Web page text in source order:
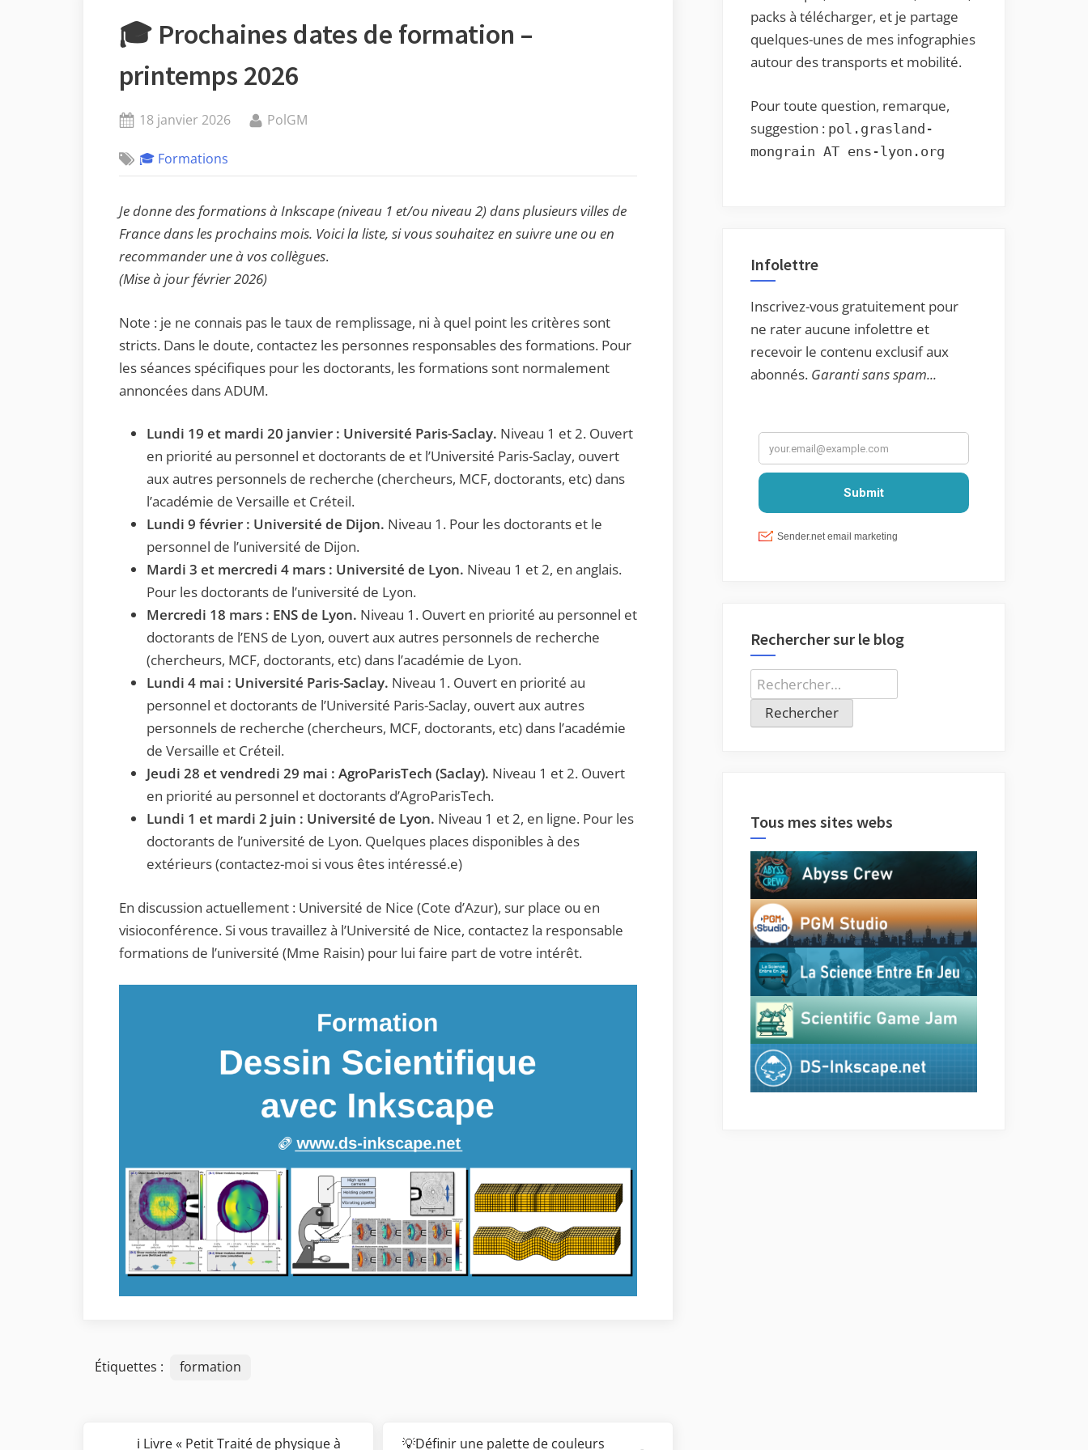
🎓 Prochaines dates de formation –
printemps 2026
Posted
18 janvier 2026 By
PolGM
🎓 Formations
Je donne des formations à Inkscape (niveau 1 et/ou niveau 2) dans plusieurs villes de
France dans les prochains mois. Voici la liste, si vous souhaitez en suivre une ou en
recommander une à vos collègues.
(Mise à jour février 2026)
Note : je ne connais pas le taux de remplissage, ni à quel point les critères sont
stricts. Dans le doute, contactez les personnes responsables des formations. Pour
les séances spécifiques pour les doctorants, les formations sont normalement
annoncées dans ADUM.
Lundi 19 et mardi 20 janvier : Université Paris-Saclay. Niveau 1 et 2. Ouvert
en priorité au personnel et doctorants de et l’Université Paris-Saclay, ouvert
aux autres personnels de recherche (chercheurs, MCF, doctorants, etc) dans
l’académie de Versaille et Créteil.
Lundi 9 février : Université de Dijon. Niveau 1. Pour les doctorants et le
personnel de l’université de Dijon.
Mardi 3 et mercredi 4 mars : Université de Lyon. Niveau 1 et 2, en anglais.
Pour les doctorants de l’université de Lyon.
Mercredi 18 mars : ENS de Lyon. Niveau 1. Ouvert en priorité au personnel et
doctorants de l’ENS de Lyon, ouvert aux autres personnels de recherche
(chercheurs, MCF, doctorants, etc) dans l’académie de Lyon.
Lundi 4 mai : Université Paris-Saclay. Niveau 1. Ouvert en priorité au
personnel et doctorants de l’Université Paris-Saclay, ouvert aux autres
personnels de recherche (chercheurs, MCF, doctorants, etc) dans l’académie
de Versaille et Créteil.
Jeudi 28 et vendredi 29 mai : AgroParisTech (Saclay). Niveau 1 et 2. Ouvert
en priorité au personnel et doctorants d’AgroParisTech.
Lundi 1 et mardi 2 juin : Université de Lyon. Niveau 1 et 2, en ligne. Pour les
doctorants de l’université de Lyon. Quelques places disponibles à des
extérieurs (contactez-moi si vous êtes intéressé.e)
En discussion actuellement : Université de Nice (Cote d’Azur), sur place ou en
visioconférence. Si vous travaillez à l’Université de Nice, contactez la responsable
formations de l’université (Mme Raisin) pour lui faire part de votre intérêt.
Étiquettes : formation
Navigation
ℹ️ Livre « Petit Traité de physique à 💡Définir une palette de couleurs
packs à télécharger, et je partage
quelques-unes de mes infographies
autour des transports et mobilité.
Pour toute question, remarque,
suggestion : pol.grasland-
mongrain AT ens-lyon.org
Infolettre
Inscrivez-vous gratuitement pour
ne rater aucune infolettre et
recevoir le contenu exclusif aux
abonnés. Garanti sans spam...
Rechercher sur le blog
Rechercher :
Tous mes sites webs